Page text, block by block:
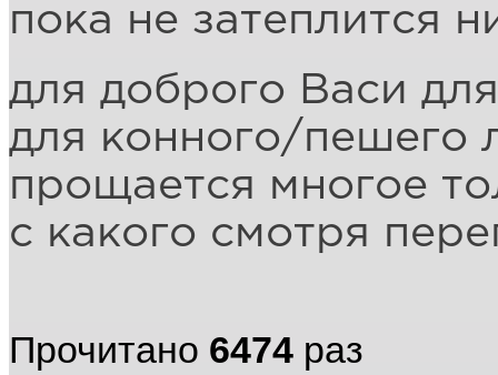
пока не затеплится
для доброго Васи
для конного/пешего
прощается многое
с какого смотря
Прочитано 6474 раз